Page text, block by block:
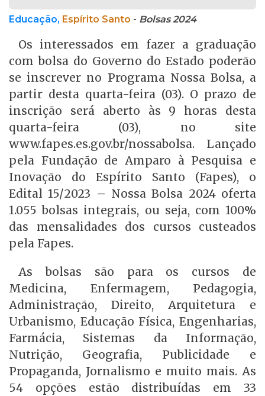
Educação, Espírito Santo - Bolsas 2024
Os interessados em fazer a graduação
com bolsa do Governo do Estado poderão
se inscrever no Programa Nossa Bolsa, a
partir desta quarta-feira (03). O prazo de
inscrição será aberto às 9 horas desta
quarta-feira (03), no site
www.fapes.es.gov.br/nossabolsa. Lançado
pela Fundação de Amparo à Pesquisa e
Inovação do Espírito Santo (Fapes), o
Edital 15/2023 – Nossa Bolsa 2024 oferta
1.055 bolsas integrais, ou seja, com 100%
das mensalidades dos cursos custeados
pela Fapes.
As bolsas são para os cursos de
Medicina, Enfermagem, Pedagogia,
Administração, Direito, Arquitetura e
Urbanismo, Educação Física, Engenharias,
Farmácia, Sistemas da Informação,
Nutrição, Geografia, Publicidade e
Propaganda, Jornalismo e muito mais. As
54 opções estão distribuídas em 33